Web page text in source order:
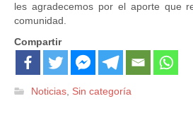
les agradecemos por el aporte que
comunidad.
Compartir
Noticias, Sin categoría